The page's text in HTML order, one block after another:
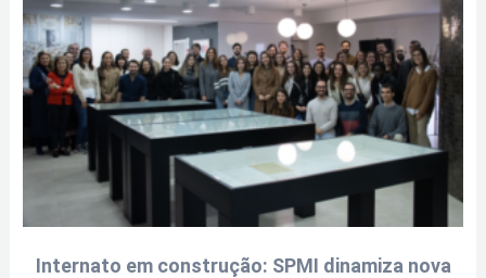
Internato em construção: SPMI dinamiza nova